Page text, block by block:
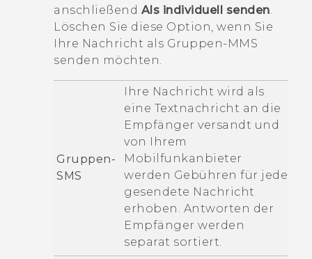
anschließend Als individuell senden
Löschen Sie diese Option, wenn Sie
Ihre Nachricht als Gruppen-MMS
senden möchten.
Gruppen-
SMS
Ihre Nachricht wird als
eine Textnachricht an die
Empfänger versandt und
von Ihrem
Mobilfunkanbieter
werden Gebühren für jede
gesendete Nachricht
erhoben. Antworten der
Empfänger werden
separat sortiert.